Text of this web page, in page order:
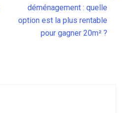
déménagement : quelle
option est la plus rentable
pour gagner 20m² ?